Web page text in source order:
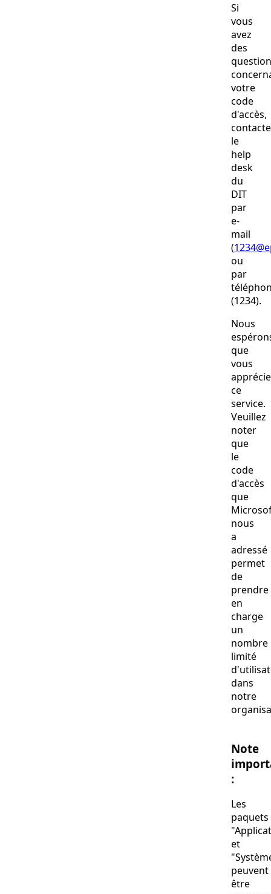
Si
vous
avez
des
votre
code
d'accès,
le
help
desk
du
DIT
par
e-
mail
(
ou
par
(1234).
Nous
que
vous
ce
service.
Veuillez
noter
que
le
code
d'accès
que
nous
a
adressé
permet
de
prendre
en
charge
un
nombre
limité
dans
notre
Note
:
Les
paquets
et
peuvent
être